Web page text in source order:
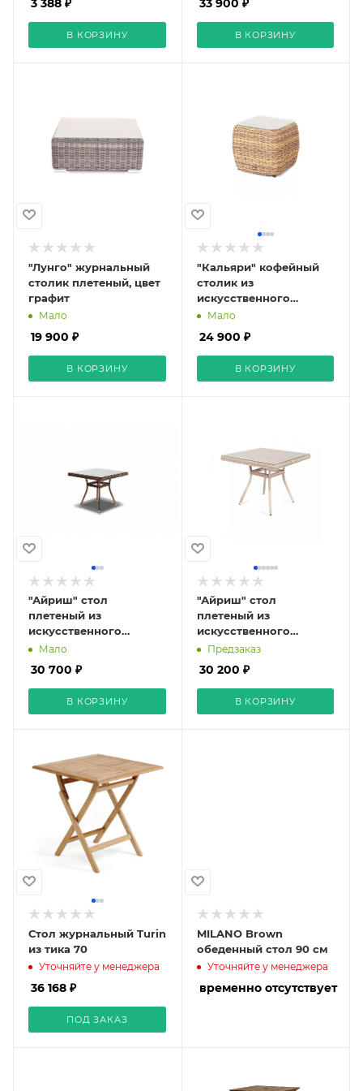
3 388 ₽
В КОРЗИНУ
33 900 ₽
В КОРЗИНУ
"Лунго" журнальный
столик плетеный, цвет
графит
Мало
19 900 ₽
В КОРЗИНУ
"Кальяри" кофейный
столик из
искусственного
ротанга (гиацинт), цвет
Мало
24 900 ₽
В КОРЗИНУ
"Айриш" стол
плетеный из
искусственного
ротанга, цвет
Мало
30 700 ₽
В КОРЗИНУ
"Айриш" стол
плетеный из
искусственного
ротанга, цвет бежевый
Предзаказ
30 200 ₽
В КОРЗИНУ
Стол журнальный Turin
из тика 70
Уточняйте у менеджера
36 168 ₽
ПОД ЗАКАЗ
MILANO Brown
обеденный стол 90 см
Уточняйте у менеджера
временно отсутствует